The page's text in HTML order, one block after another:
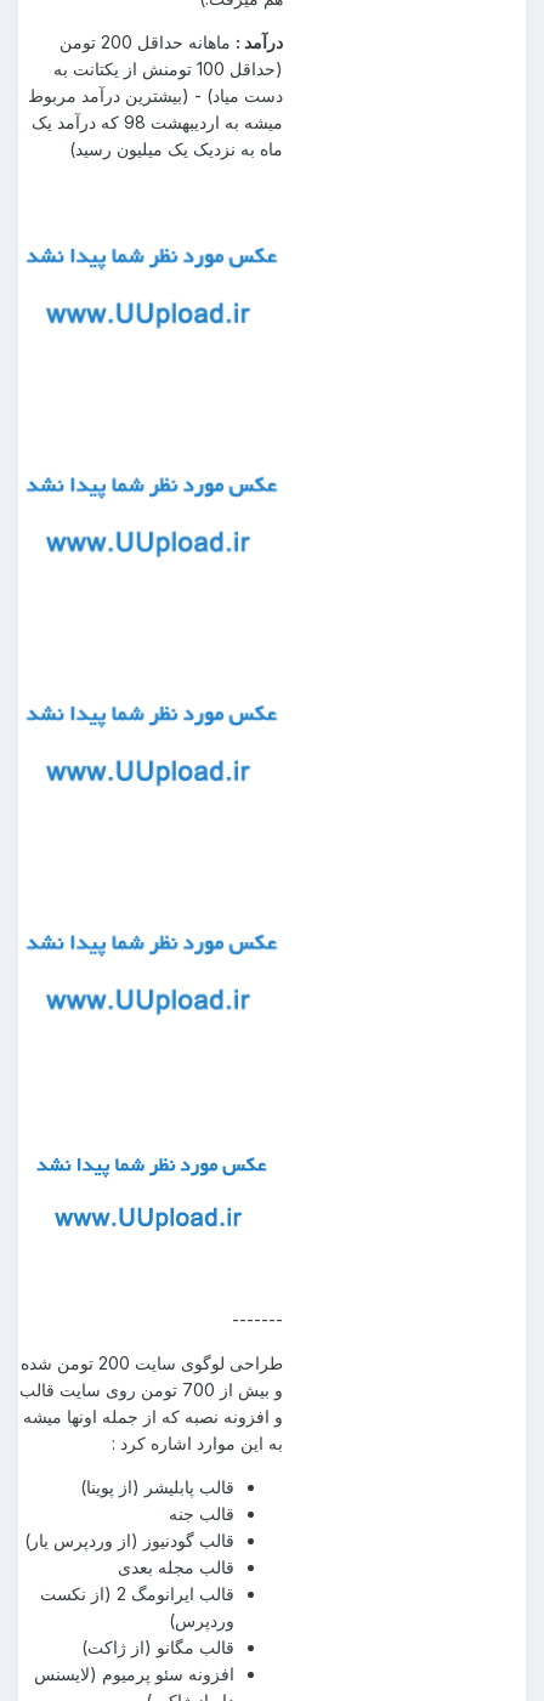
درآمد :
ماهانه حداقل 200 تومن
(حداقل 100 تومنش از یکتانت به
دست میاد) - (بیشترین درآمد مربوط
میشه به اردیبهشت 98 که درآمد یک
ماه به نزدیک یک میلیون رسید)
-------
طراحی لوگوی سایت 200 تومن شده
و بیش از 700 تومن روی سایت قالب
و افزونه نصبه که از جمله اونها میشه
به این موارد اشاره کرد :
قالب پابلیشر (از پوینا)
قالب جنه
قالب گودنیوز (از وردپرس یار)
قالب مجله بعدی
قالب ایرانومگ 2 (از نکست
وردپرس)
قالب مگانو (از ژاکت)
افزونه سئو پرمیوم (لایسنس